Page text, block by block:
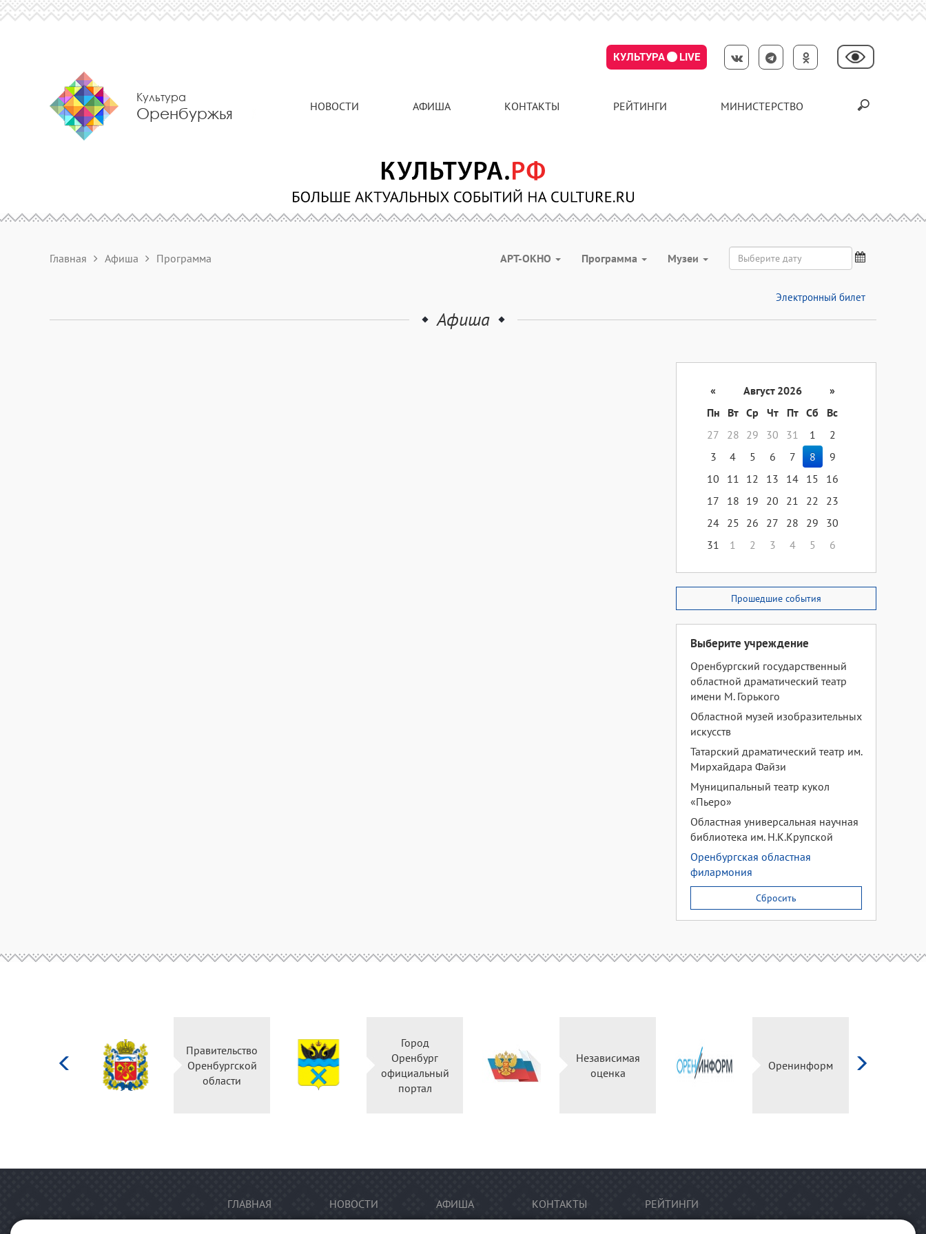
КУЛЬТУРА LIVE
Культура
Оренбуржья НОВОСТИ АФИША КОНТАКТЫ РЕЙТИНГИ МИНИСТЕРСТВО
Главная Афиша Программа АРТ-ОКНО Программа Музеи
Электронный билет
Афиша
« Август 2026
»
Пн
Вт Ср Чт Пт Сб
Вс
27
28 29 30 31 1
2
3
4 5 6 7 8
9
10
11 12 13 14 15
16
17
18 19 20 21 22
23
24 25 26 27 28 29
30
31
1 2 3 4 5 6
Прошедшие события
Выберите учреждение
Оренбургский государственный
областной драматический театр
имени М. Горького
Областной музей изобразительных
искусств
Татарский драматический театр им.
Мирхайдара Файзи
Муниципальный театр кукол
«Пьеро»
Областная универсальная научная
библиотека им. Н.К.Крупской
Оренбургская областная
филармония
Сбросить
Правительство
Оренбургской
области
Город
Оренбург
официальный
портал
Независимая
оценка
Оренинформ
ГЛАВНАЯ НОВОСТИ АФИША КОНТАКТЫ РЕЙТИНГИ